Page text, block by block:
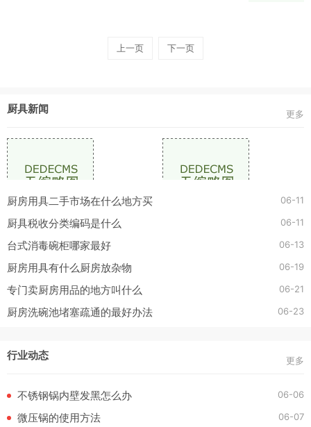
上一页 下一页
厨具新闻 更多
厨房用具二手市场在什么地方买 06-11
厨具税收分类编码是什么 06-11
台式消毒碗柜哪家最好 06-13
厨房用具有什么厨房放杂物 06-19
专门卖厨房用品的地方叫什么 06-21
厨房洗碗池堵塞疏通的最好办法 06-23
行业动态 更多
不锈钢锅内壁发黑怎么办 06-06
微压锅的使用方法 06-07